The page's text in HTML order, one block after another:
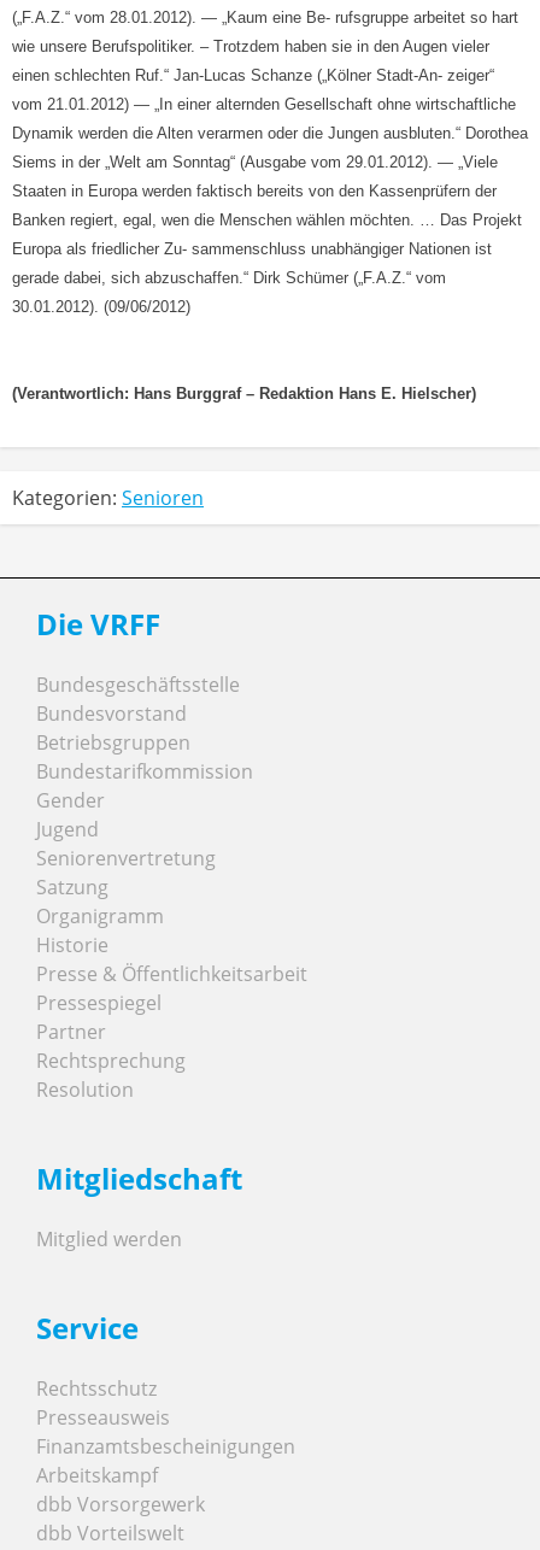
(„F.A.Z.“ vom 28.01.2012). — „Kaum eine Be- rufsgruppe arbeitet so hart
wie unsere Berufspolitiker. – Trotzdem haben sie in den Augen vieler
einen schlechten Ruf.“ Jan-Lucas Schanze („Kölner Stadt-An- zeiger“
vom 21.01.2012) — „In einer alternden Gesellschaft ohne wirtschaftliche
Dynamik werden die Alten verarmen oder die Jungen ausbluten.“ Dorothea
Siems in der „Welt am Sonntag“ (Ausgabe vom 29.01.2012). — „Viele
Staaten in Europa werden faktisch bereits von den Kassenprüfern der
Banken regiert, egal, wen die Menschen wählen möchten. … Das Projekt
Europa als friedlicher Zu- sammenschluss unabhängiger Nationen ist
gerade dabei, sich abzuschaffen.“ Dirk Schümer („F.A.Z.“ vom
30.01.2012). (09/06/2012)
(Verantwortlich: Hans Burggraf – Redaktion Hans E. Hielscher)
Kategorien: Senioren
Die VRFF
Bundesgeschäftsstelle
Bundesvorstand
Betriebsgruppen
Bundestarifkommission
Gender
Jugend
Seniorenvertretung
Satzung
Organigramm
Historie
Presse & Öffentlichkeitsarbeit
Pressespiegel
Partner
Rechtsprechung
Resolution
Mitgliedschaft
Mitglied werden
Service
Rechtsschutz
Presseausweis
Finanzamtsbescheinigungen
Arbeitskampf
dbb Vorsorgewerk
dbb Vorteilswelt